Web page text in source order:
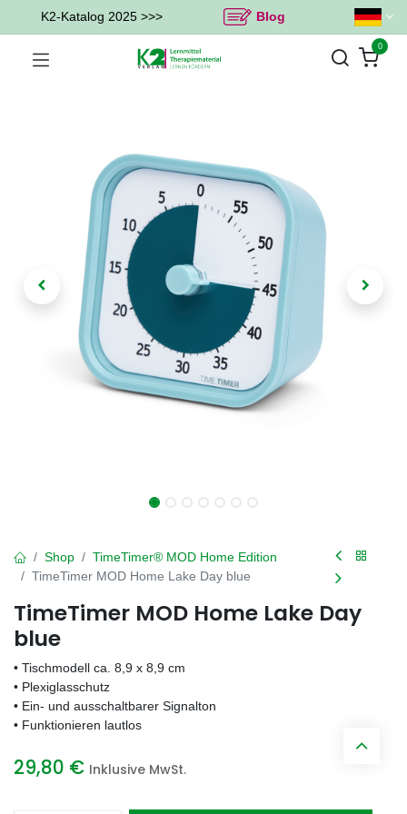
K2-Katalog 2025 >>> Blog
0
Shop
TimeTimer® MOD Home Edition
TimeTimer MOD Home Lake Day blue
TimeTimer MOD Home Lake Day
blue
• Tischmodell ca. 8,9 x 8,9 cm
• Plexiglasschutz
• Ein- und ausschaltbarer Signalton
• Funktionieren lautlos
29,80 € Inklusive MwSt.